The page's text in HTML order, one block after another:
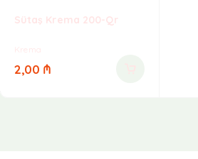
Sütaş Krema 200-Qr
Krema
2,00 ₼